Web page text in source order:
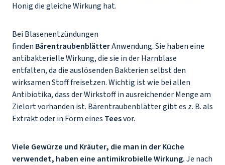
Honig die gleiche Wirkung hat.
Bei Blasenentzündungen
finden BärentraubenblätterAnwendung. Sie haben eine
antibakterielle Wirkung, die sie in der Harnblase
entfalten, da die auslösenden Bakterien selbst den
wirksamen Stoff freisetzen. Wichtig ist wie bei allen
Antibiotika, dass der Wirkstoff in ausreichender Menge am
Zielort vorhanden ist. Bärentraubenblätter gibt es z. B. als
Extrakt oder in Form eines Teesvor.
Viele Gewürze und Kräuter, die man in der Küche
verwendet, haben eine antimikrobielle Wirkung.Je nach